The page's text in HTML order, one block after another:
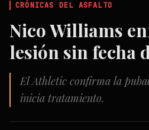
CRÓNICAS DEL ASFALTO
Nico Williams
lesión sin fecha
El Athletic confirma la
inicia tratamiento.